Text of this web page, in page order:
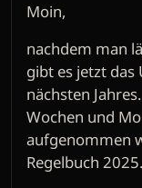
Moin,
nachdem man
gibt es jetzt das
nächsten
Wochen und
aufgenommen
Regelbuch 2025.